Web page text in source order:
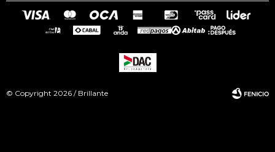
© Copyright 2026 / Brillante